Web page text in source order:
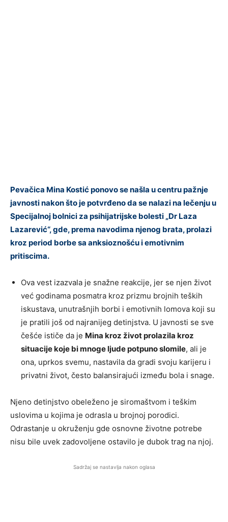
Pevačica Mina Kostić ponovo se našla u centru pažnje
javnosti nakon što je potvrđeno da se nalazi na lečenju u
Specijalnoj bolnici za psihijatrijske bolesti „Dr Laza
Lazarević“, gde, prema navodima njenog brata, prolazi
kroz period borbe sa anksioznošću i emotivnim
pritiscima.
Ova vest izazvala je snažne reakcije, jer se njen život
već godinama posmatra kroz prizmu brojnih teških
iskustava, unutrašnjih borbi i emotivnih lomova koji su
je pratili još od najranijeg detinjstva. U javnosti se sve
češće ističe da je Mina kroz život prolazila kroz
situacije koje bi mnoge ljude potpuno slomile, ali je
ona, uprkos svemu, nastavila da gradi svoju karijeru i
privatni život, često balansirajući između bola i snage.
Njeno detinjstvo obeleženo je siromaštvom i teškim
uslovima u kojima je odrasla u brojnoj porodici.
Odrastanje u okruženju gde osnovne životne potrebe
nisu bile uvek zadovoljene ostavilo je dubok trag na njoj.
Sadržaj se nastavlja nakon oglasa